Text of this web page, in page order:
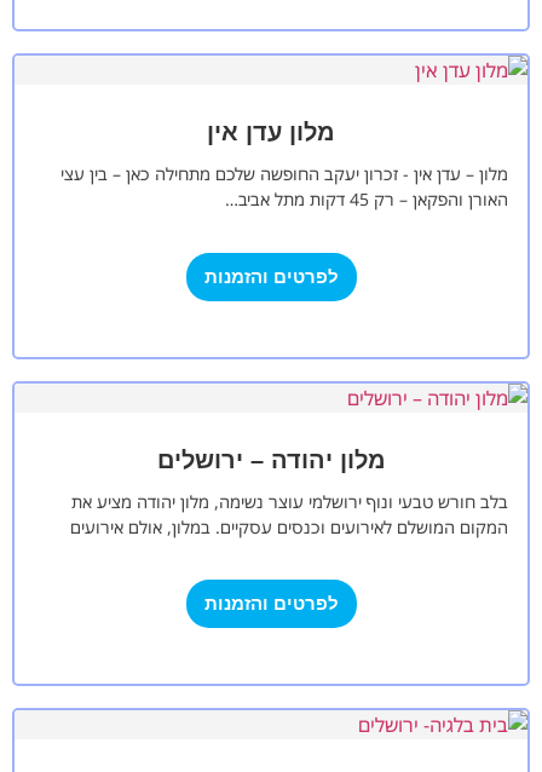
מלון עדן אין
מלון – עדן אין - זכרון יעקב החופשה שלכם מתחילה כאן – בין עצי
האורן והפקאן – רק 45 דקות מתל אביב…
לפרטים והזמנות
מלון יהודה – ירושלים
בלב חורש טבעי ונוף ירושלמי עוצר נשימה, מלון יהודה מציע את
המקום המושלם לאירועים וכנסים עסקיים. במלון, אולם אירועים
לפרטים והזמנות